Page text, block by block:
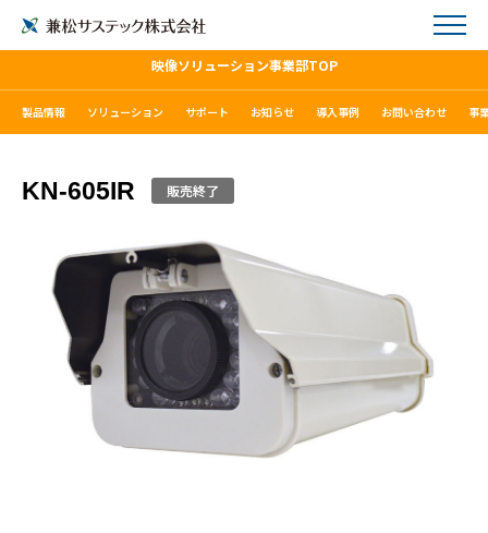
映像ソリューション事業部TOP
製品情報 ソリューション サポート お知らせ 導入事例 お問い合わせ 事
KN-605IR 販売終了